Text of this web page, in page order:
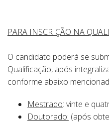
PARA INSCRIÇÃO NA
O candidato poderá se
Qualificação, após
conforme abaixo
Mestrado: vinte e
Doutorado: (após